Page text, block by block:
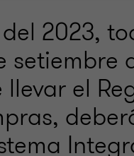
2023,
el